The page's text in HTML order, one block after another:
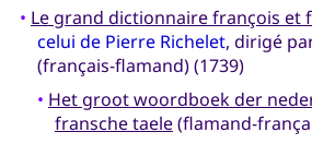
• Le grand dictionnaire françois et
celui de Pierre Richelet, dirigé
(français-flamand) (1739)
• Het groot woordboek der
fransche taele(flamand-